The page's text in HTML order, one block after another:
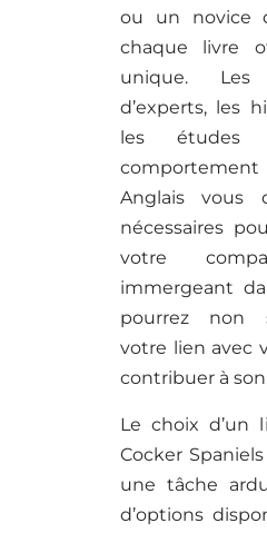
ou un novice
chaque livre
unique. Les
d’experts, les
les études
comportement
Anglais vous
nécessaires
votre
immergeant
pourrez non
votre lien avec
contribuer à
Le choix d’un
Cocker
une tâche
d’options